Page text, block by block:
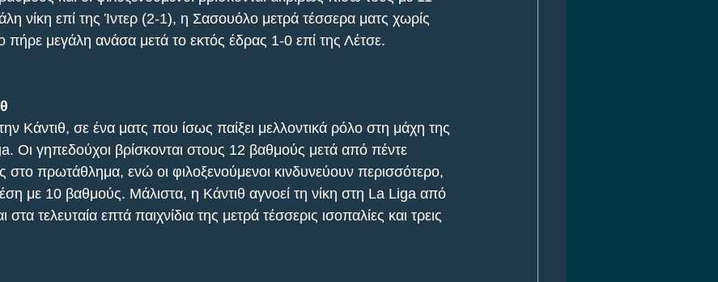
νίκη επί της Ίντερ (2-1), η Σασουόλο μετρά τέσσερα ματς χωρίς
πήρε μεγάλη ανάσα μετά το εκτός έδρας 1-0 επί της Λέτσε.
Κάντιθ, σε ένα ματς που ίσως παίξει μελλοντικά ρόλο στη μάχη της
Οι γηπεδούχοι βρίσκονται στους 12 βαθμούς μετά από πέντε
στο πρωτάθλημα, ενώ οι φιλοξενούμενοι κινδυνεύουν περισσότερο,
με 10 βαθμούς. Μάλιστα, η Κάντιθ αγνοεί τη νίκη στη La Liga από
τελευταία επτά παιχνίδια της μετρά τέσσερις ισοπαλίες και τρεις